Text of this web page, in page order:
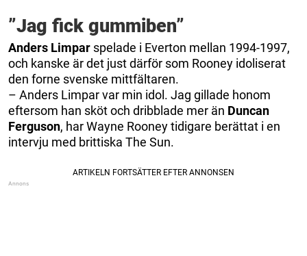
”Jag fick gummiben”
Anders Limpar spelade i Everton mellan 1994-1997,
och kanske är det just därför som Rooney idoliserat
den forne svenske mittfältaren.
– Anders Limpar var min idol. Jag gillade honom
eftersom han sköt och dribblade mer än Duncan
Ferguson, har Wayne Rooney tidigare berättat i en
intervju med brittiska The Sun.